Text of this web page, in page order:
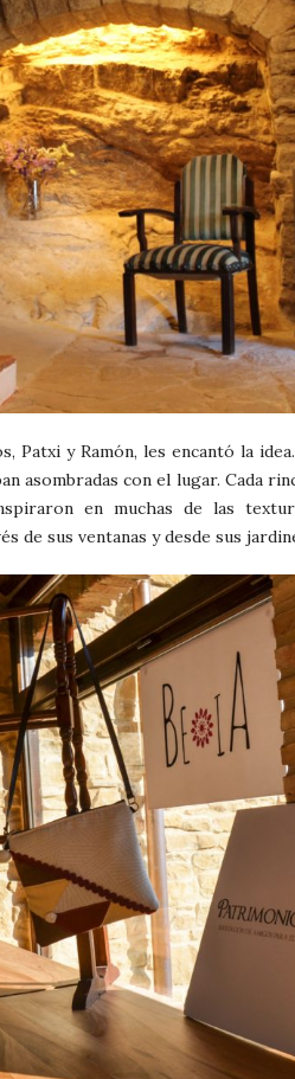
Patxi y Ramón, les encantó la
asombradas con el lugar. Cada
en muchas de las
de sus ventanas y desde sus